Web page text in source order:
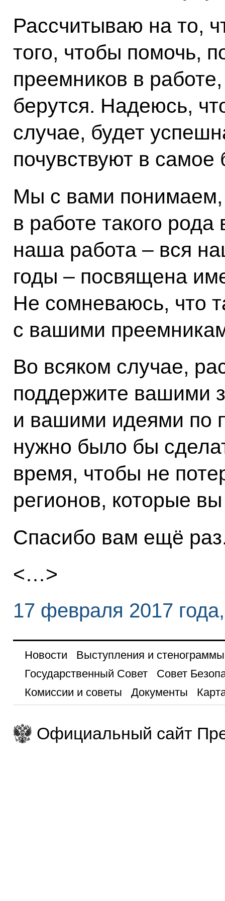
Рассчитываю на то,
того, чтобы помочь,
преемников в
берутся. Надеюсь,
случае, будет
почувствуют в
Мы с вами понимаем,
в работе такого
наша работа – вся
годы – посвящена
Не сомневаюсь, что
с вашими
Во всяком случае,
поддержите вашими
и вашими идеями по
нужно было бы
время, чтобы не
регионов, которые
Спасибо вам ещё
<…>
17 февраля 2017
Новости
Выступления и стенограммы
Государственный Совет
Совет
Комиссии и советы
Документы
Официальный сайт